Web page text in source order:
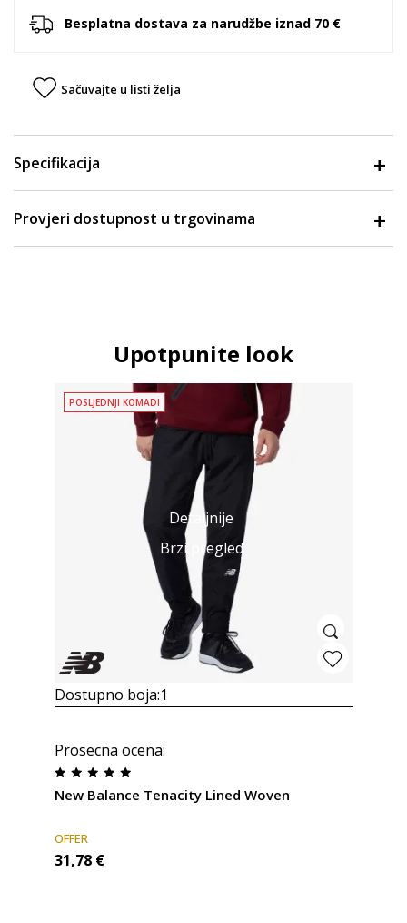
Besplatna dostava za narudžbe iznad 70 €
Sačuvajte u listi želja
Specifikacija
Provjeri dostupnost u trgovinama
Upotpunite look
Detaljnije
Brzi pregled
POSLJEDNJI KOMADI
Dostupno boja:1
Prosecna ocena:
New Balance Tenacity Lined Woven
OFFER
31,78 €